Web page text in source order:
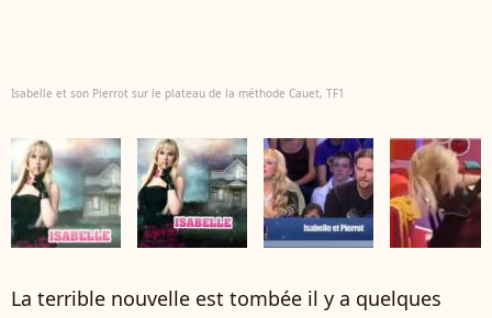
Isabelle et son Pierrot sur le plateau de la méthode Cauet, TF1
La terrible nouvelle est tombée il y a quelques